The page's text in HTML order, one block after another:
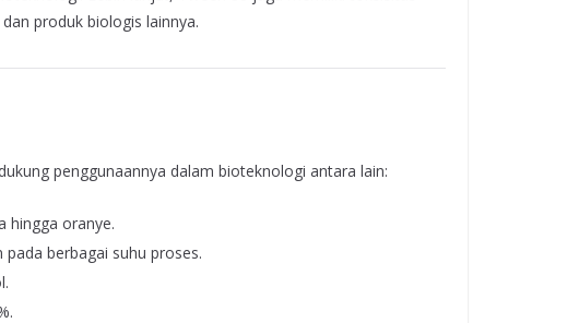
produk biologis lainnya.
penggunaannya dalam bioteknologi antara lain:
hingga oranye.
berbagai suhu proses.